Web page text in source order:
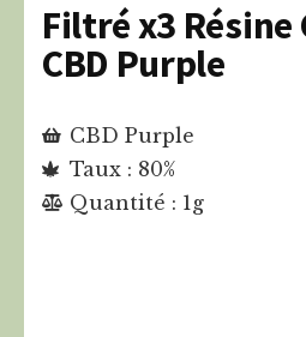
Filtré x3 Résine
CBD Purple
CBD Purple
Taux : 80%
Quantité : 1g